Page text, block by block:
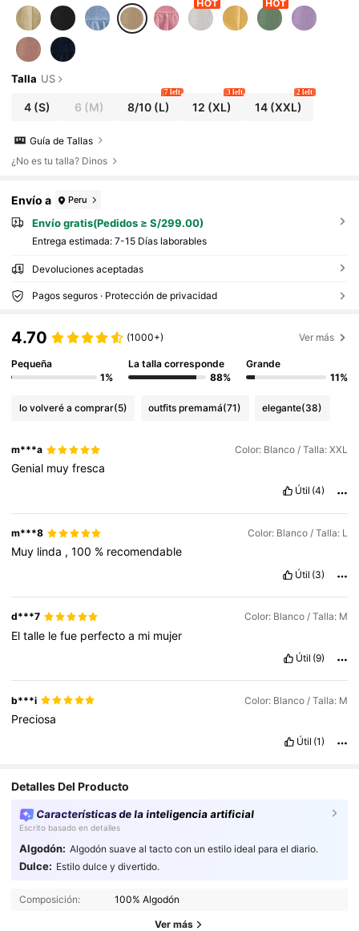
Talla US
4 (S) 6 (M) 8/10(L)
7 left
12 (XL)
3 left
14 (XXL)
2 left
Guía de Tallas
¿No es tu talla? Dinos
Envío a Peru
Envío gratis(Pedidos ≥ S/299.00)
Entrega estimada: 7-15 Días laborables
Devoluciones aceptadas
Pagos seguros · Protección de privacidad
4.70 (1000+) Ver más
Pequeña
1%
La talla corresponde
88%
Grande
11%
lo volveré a comprar(5) outfits premamá(71) elegante(38)
m***a Color: Blanco / Talla: XXL
Genial muyfresca
Útil (4)
m***8 Color: Blanco / Talla: L
Muy linda ,100 % recomendable
Útil (3)
d***7 Color: Blanco / Talla: M
Eltalle lefue perfectoa mi mujer
Útil (9)
b***i Color: Blanco / Talla: M
Preciosa
Útil (1)
Detalles Del Producto
Características de la inteligencia artificial
Escrito basado en detalles
Algodón: Algodón suave al tacto con un estilo ideal para el diario.
Dulce: Estilo dulce y divertido.
Composición: 100% Algodón
Ver más
4.88 483K Seguidores
4.88 483K Seguidores